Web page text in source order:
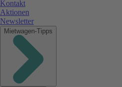
Kontakt
Aktionen
Newsletter
Mietwagen-Tipps